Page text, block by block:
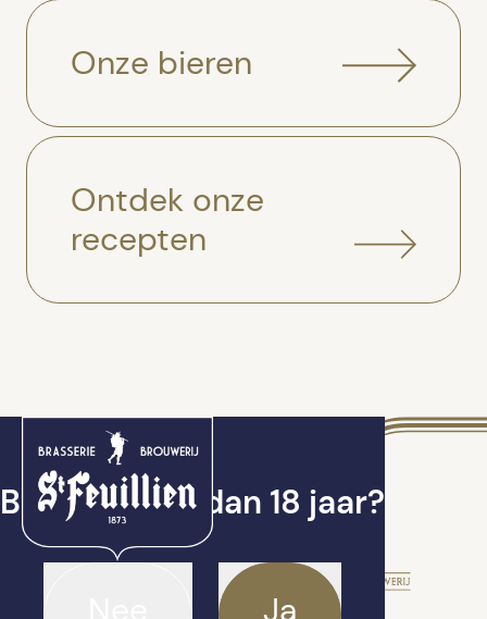
Onze bieren
Ontdek onze
recepten
Ben je ouder dan 18 jaar?
Ja